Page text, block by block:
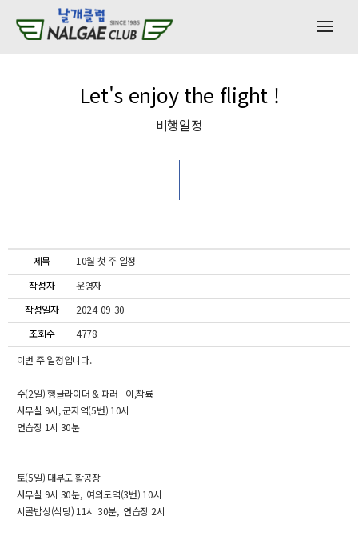
Let's enjoy the flight !
비행일정
제목
10월 첫 주 일정
작성자
운영자
작성일자
2024-09-30
조회수
4778
이번 주 일정입니다.
수(2일) 행글라이더 & 패러 - 이,착륙
사무실 9시, 군자역(5번) 10시
연습장 1시 30분
토(5일) 대부도 활공장
사무실 9시 30분, 여의도역(3번) 10시
시골밥상(식당) 11시 30분, 연습장 2시